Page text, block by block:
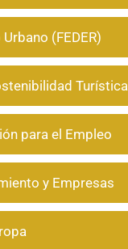
(FEDER)
Turística
para el Empleo
y Empresas